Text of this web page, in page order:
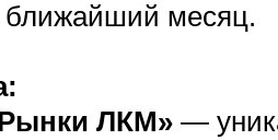
ближайший месяц.
ЛКМ» —